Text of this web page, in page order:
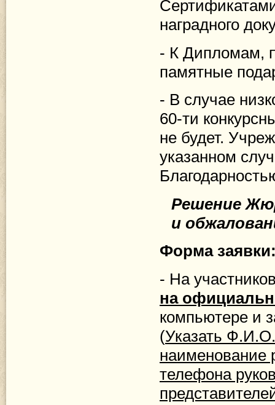
наградного
- К Дипломам,
памятные
- В случае
60-ти
не будет.
указанном
Решение
и
Форма
- На
на
компьютере и
(Указать
наименование
телефона